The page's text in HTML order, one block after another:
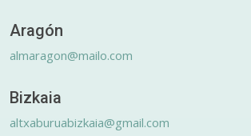
Aragón
almaragon@mailo.com
Bizkaia
altxaburuabizkaia@gmail.com